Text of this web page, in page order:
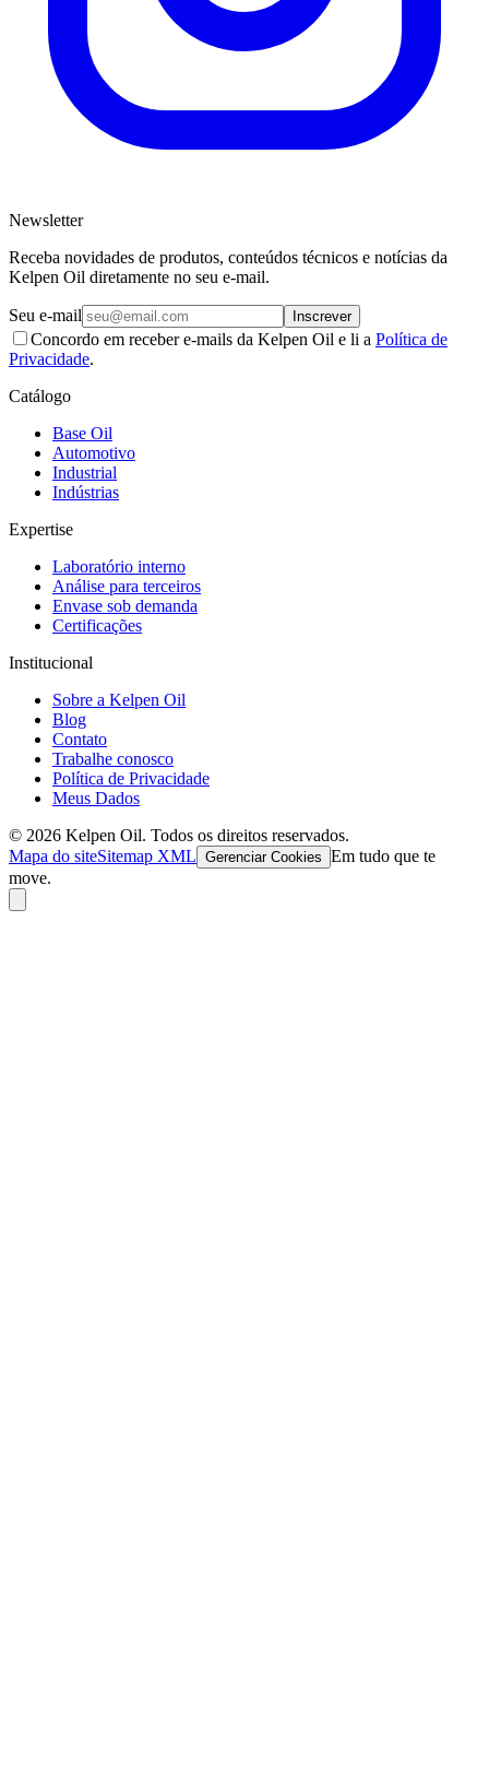
Newsletter
Receba novidades de produtos, conteúdos técnicos e notícias da
Kelpen Oil diretamente no seu e-mail.
Seu e-mail Inscrever
Concordo em receber e-mails da Kelpen Oil e li a Política de
Privacidade.
Catálogo
Base Oil
Automotivo
Industrial
Indústrias
Expertise
Laboratório interno
Análise para terceiros
Envase sob demanda
Certificações
Institucional
Sobre a Kelpen Oil
Blog
Contato
Trabalhe conosco
Política de Privacidade
Meus Dados
© 2026 Kelpen Oil. Todos os direitos reservados.
Mapa do siteSitemap XML Gerenciar Cookies Em tudo que te
move.